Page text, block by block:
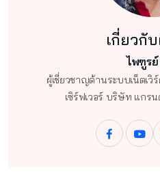
เกี่ยวกั
ไพฑูร
ผู้เชี่ยวชาญด้านระบบเน็ตเ
เซิร์ฟเวอร์ บริษัท แกร